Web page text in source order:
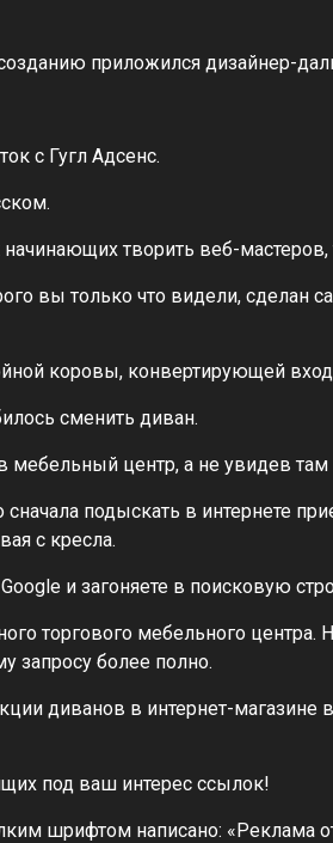
приложился дизайнер-
с Гугл Адсенс.
творить веб-мастеров,
вы только что видели, сделан
коровы, конвертирующей
сменить диван.
центр, а не увидев
подыскать в интернете
с кресла.
и загоняете в поисковую
торгового мебельного
запросу более полно.
диванов в интернет-
под ваш интерес ссылок!
шрифтом написано: «Реклама